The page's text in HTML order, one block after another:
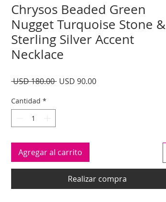
Chrysos Beaded Green
Nugget Turquoise Stone &
Sterling Silver Accent
Necklace
USD 180.00 Precio
USD 90.00Precio
Cantidad *
Agregar al carrito
Realizar compra